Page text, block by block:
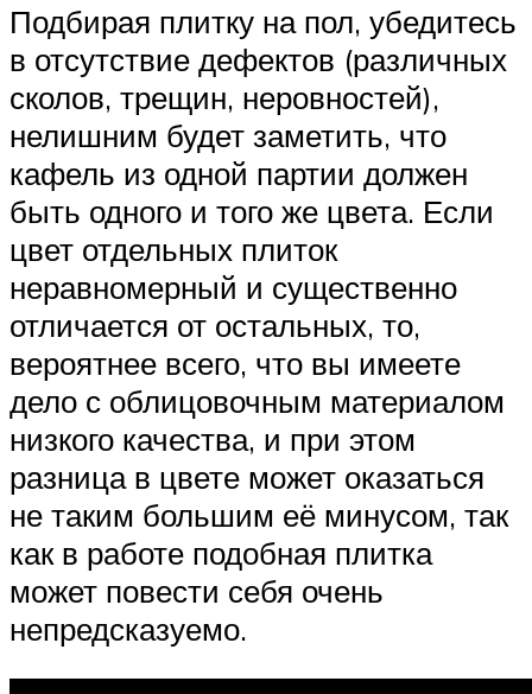
Подбирая плитку на пол, убедитесь
в отсутствие дефектов (различных
сколов, трещин, неровностей),
нелишним будет заметить, что
кафель из одной партии должен
быть одного и того же цвета. Если
цвет отдельных плиток
неравномерный и существенно
отличается от остальных, то,
вероятнее всего, что вы имеете
дело с облицовочным материалом
низкого качества, и при этом
разница в цвете может оказаться
не таким большим её минусом, так
как в работе подобная плитка
может повести себя очень
непредсказуемо.